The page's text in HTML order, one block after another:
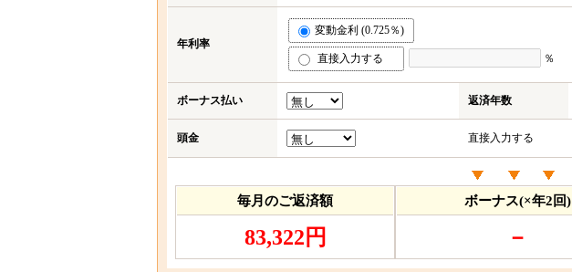
年利率
変動金利 (0.725％)
直接入力する ％
ボーナス払い 返済年数
頭金 直接入力する
毎月のご返済額
83,322円
ボーナス(×年2回)
－